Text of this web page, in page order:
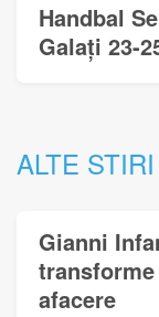
Handbal
Galați 23-
ALTE
Gianni
afacere